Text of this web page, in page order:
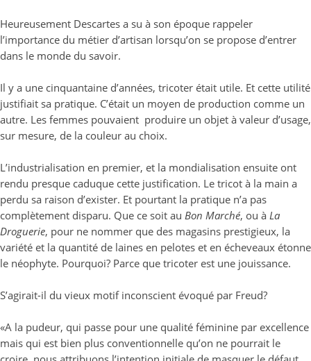
Heureusement Descartes a su à son époque rappeler
l’importance du métier d’artisan lorsqu’on se propose d’entrer
dans le monde du savoir.
Il y a une cinquantaine d’années, tricoter était utile. Et cette utilité
justifiait sa pratique. C’était un moyen de production comme un
autre. Les femmes pouvaient produire un objet à valeur d’usage,
sur mesure, de la couleur au choix.
L’industrialisation en premier, et la mondialisation ensuite ont
rendu presque caduque cette justification. Le tricot à la main a
perdu sa raison d’exister. Et pourtant la pratique n’a pas
complètement disparu. Que ce soit au Bon Marché, ou àLa
Droguerie, pour ne nommer que des magasins prestigieux, la
variété et la quantité de laines en pelotes et en écheveaux étonne
le néophyte. Pourquoi? Parce que tricoter est une jouissance.
S’agirait-il du vieux motif inconscient évoqué par Freud?
«A la pudeur, qui passe pour une qualité féminine par excellence
mais qui est bien plus conventionnelle qu’on ne pourrait le